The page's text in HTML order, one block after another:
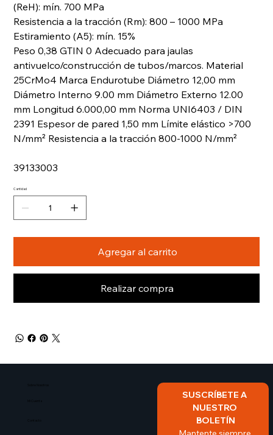
(ReH): mín. 700 MPa
Resistencia a la tracción (Rm): 800 – 1000 MPa
Estiramiento (A5): mín. 15%
Peso 0,38 GTIN 0 Adecuado para jaulas
antivuelco/construcción de tubos/marcos. Material
25CrMo4 Marca Endurotube Diámetro 12,00 mm
Diámetro Interno 9.00 mm Diámetro Externo 12.00
mm Longitud 6.000,00 mm Norma UNI6403 / DIN
2391 Espesor de pared 1,50 mm Límite elástico >700
N/mm² Resistencia a la tracción 800-1000 N/mm²
39133003
Cantidad
Agregar al carrito
Realizar compra
Mi Cuenta
Contacto
SUSCRÍBETE A
NUESTRO
BOLETÍN